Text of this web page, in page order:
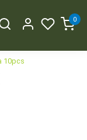
0
10pcs